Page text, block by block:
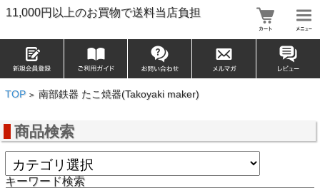
11,000円以上のお買物で送料当店負担
TOP > 南部鉄器 たこ焼器(Takoyaki maker)
商品検索
キーワード検索